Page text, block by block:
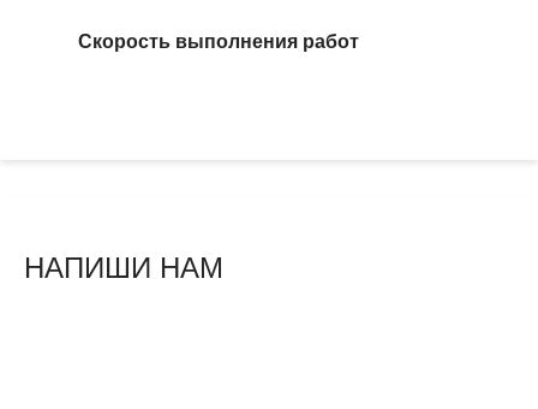
Скорость выполнения работ
НАПИШИ НАМ